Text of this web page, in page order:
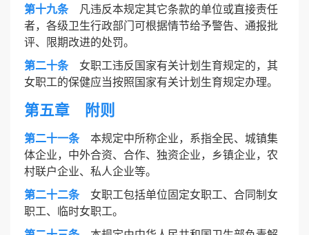
第十九条凡违反本规定其它条款的单位或直接责任
者，各级卫生行政部门可根据情节给予警告、通报批
评、限期改进的处罚。
第二十条女职工违反国家有关计划生育规定的，其
女职工的保健应当按照国家有关计划生育规定办理。
第五章 附则
第二十一条本规定中所称企业，系指全民、城镇集
体企业，中外合资、合作、独资企业，乡镇企业，农
村联户企业、私人企业等。
第二十二条女职工包括单位固定女职工、合同制女
职工、临时女职工。